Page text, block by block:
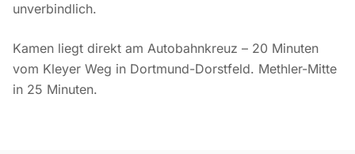
unverbindlich.
Kamen liegt direkt am Autobahnkreuz – 20 Minuten
vom Kleyer Weg in Dortmund-Dorstfeld. Methler-Mitte
in 25 Minuten.